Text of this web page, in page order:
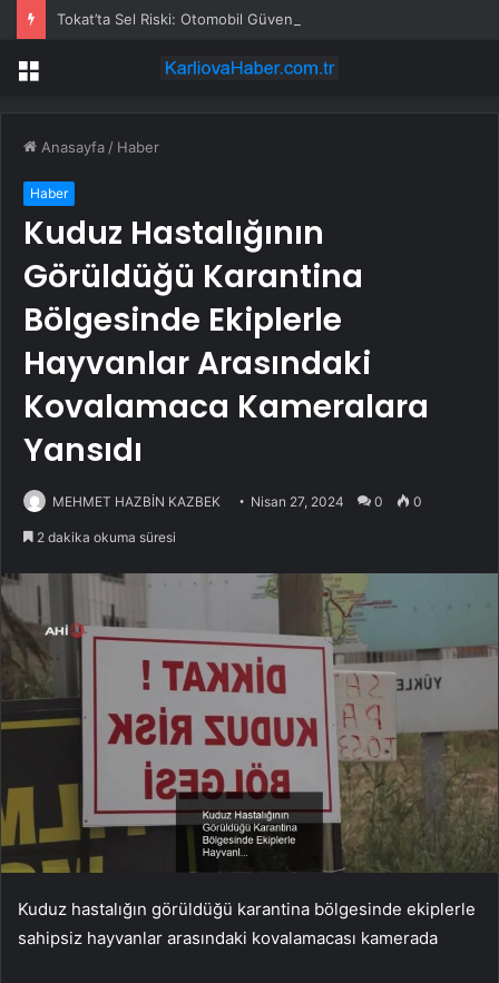
Tokat’ta Sel Riski: Otomobil Güvenli Alana Çekildi
Menü
Anasayfa / Haber
Haber
Kuduz Hastalığının
Görüldüğü Karantina
Bölgesinde Ekiplerle
Hayvanlar Arasındaki
Kovalamaca Kameralara
Yansıdı
MEHMET HAZBİN KAZBEK Nisan 27, 2024 0 0
2 dakika okuma süresi
Kuduz hastalığın görüldüğü karantina bölgesinde ekiplerle
sahipsiz hayvanlar arasındaki kovalamacası kamerada